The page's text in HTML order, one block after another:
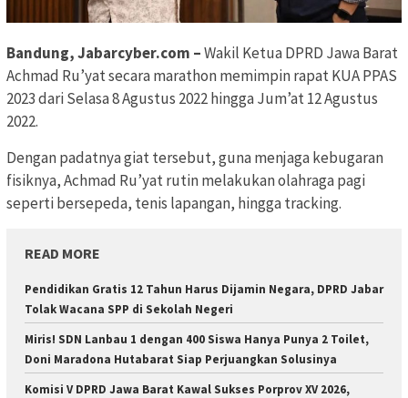
Bandung, Jabarcyber.com –Wakil Ketua DPRD Jawa Barat
Achmad Ru’yat secara marathon memimpin rapat KUA PPAS
2023 dari Selasa 8 Agustus 2022 hingga Jum’at 12 Agustus
2022.
Dengan padatnya giat tersebut, guna menjaga kebugaran
fisiknya, Achmad Ru’yat rutin melakukan olahraga pagi
seperti bersepeda, tenis lapangan, hingga tracking.
READ MORE
Pendidikan Gratis 12 Tahun Harus Dijamin Negara, DPRD Jabar
Tolak Wacana SPP di Sekolah Negeri
Miris! SDN Lanbau 1 dengan 400 Siswa Hanya Punya 2 Toilet,
Doni Maradona Hutabarat Siap Perjuangkan Solusinya
Komisi V DPRD Jawa Barat Kawal Sukses Porprov XV 2026,